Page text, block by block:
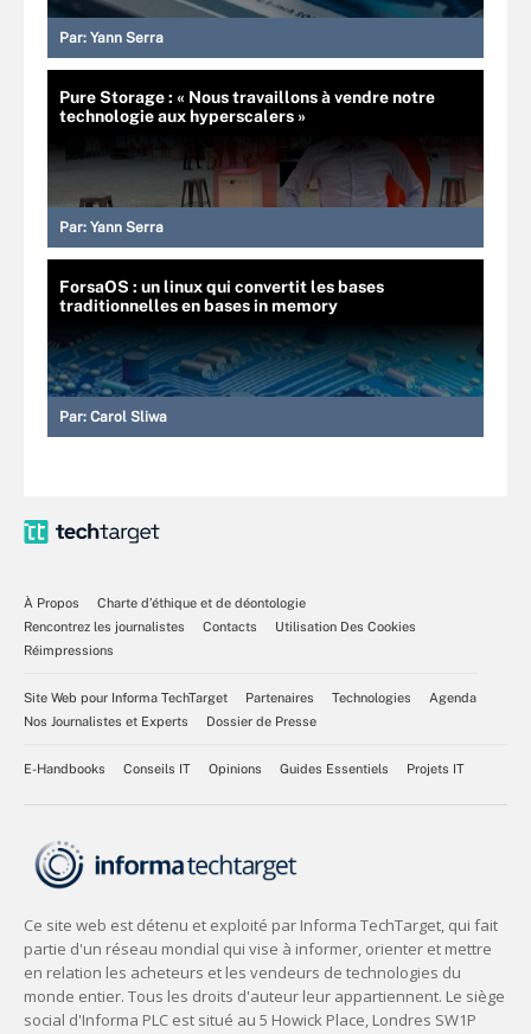
Par: Yann Serra
Pure Storage : « Nous travaillons à vendre notre
technologie aux hyperscalers »
Par: Yann Serra
ForsaOS : un linux qui convertit les bases
traditionnelles en bases in memory
Par: Carol Sliwa
À Propos
Charte d’éthique et de déontologie
Rencontrez les journalistes
Contacts
Utilisation Des Cookies
Réimpressions
Site Web pour Informa TechTarget Partenaires Technologies
Agenda
Nos Journalistes et Experts
Dossier de Presse
E-Handbooks Conseils IT Opinions Guides Essentiels Projets IT